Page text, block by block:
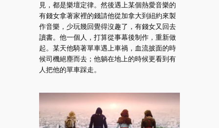
見，都是樂壇定律。然後遇上某個熱愛音樂的
有錢女拿著家裡的錢請他從加拿大到紐約來製
作音樂，少玩幾回覺得沒趣了，有錢女又回去
讀書。他一個人，打算從事幕後制作，重新做
起。某天他騎著單車遇上車禍，血流披面的時
候司機絕塵而去；他躺在地上的時候更看到有
人把他的單車踩走。